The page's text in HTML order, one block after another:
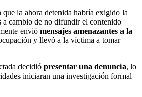
la ahora detenida habría exigido la
a cambio de no difundir el contenido
envió mensajes amenazantes a la
y llevó a la víctima a tomar
decidió presentar una denuncia, lo
iniciaran una investigación formal